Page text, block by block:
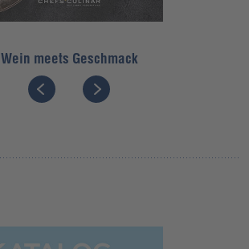
Wein meets Geschmack